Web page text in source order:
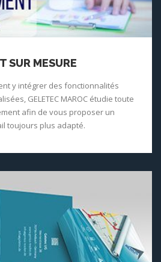
SUR MESURE
y intégrer des fonctionnalités
GELETEC MAROC étudie toute
afin de vous proposer un
toujours plus adapté.